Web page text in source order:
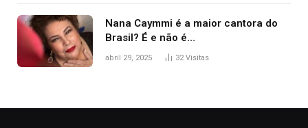
Nana Caymmi é a maior cantora do
Brasil? É e não é…
abril 29, 2025 32Visitas